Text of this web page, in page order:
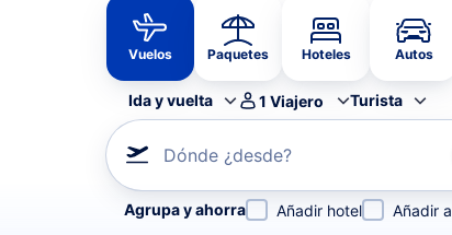
Vuelos Paquetes Hoteles Autos
Ida y vuelta 1 Viajero Turista
Dónde ¿desde?
Refina tu búsqueda por aerolínea, por ciudad o
Agrupa y ahorra Añadir hotel Añadir